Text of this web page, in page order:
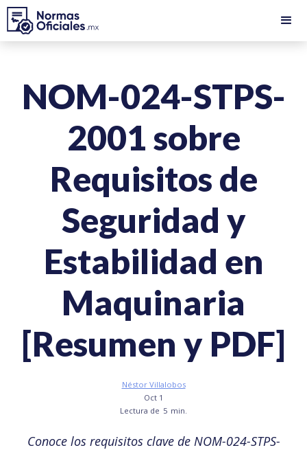
NOM-024-STPS-
2001 sobre
Requisitos de
Seguridad y
Estabilidad en
Maquinaria
[Resumen y PDF]
Néstor Villalobos
Oct 1
Lectura de 5 min.
Conoce los requisitos clave de NOM-024-STPS-